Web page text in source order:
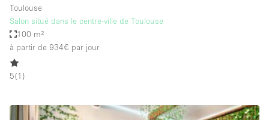
Espace Publicitaire
Espace Événementiel
Lobby / Accueil
Toulouse
Salon situé dans le centre-ville de Toulouse
100 m²
à partir de 934€ par jour
5(1 )